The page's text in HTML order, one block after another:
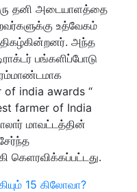
தனி அடையாளத்தை
உத்வேகம்
திகழ்கின்றனர். அந்த
பங்களிப்போடு
of india awards “
farmer of India
மாவட்டத்தின்
கெளரவிக்கப்பட்டது.
15 கிலோவா?